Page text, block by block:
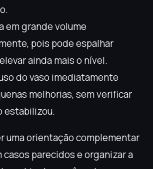
em grande volume
pois pode espalhar
ainda mais o nível.
do vaso imediatamente
melhorias, sem verificar
estabilizou.
uma orientação complementar
casos parecidos e organizar a